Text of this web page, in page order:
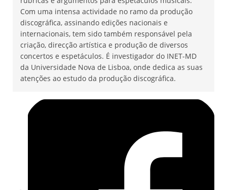
Com uma intensa actividade no ramo da produção
discográfica, assinando edições nacionais e
internacionais, tem sido também responsável pela
criação, direcção artística e produção de diversos
concertos e espetáculos. É investigador do INET-MD
da Universidade Nova de Lisboa, onde dedica as suas
atenções ao estudo da produção discográfica.